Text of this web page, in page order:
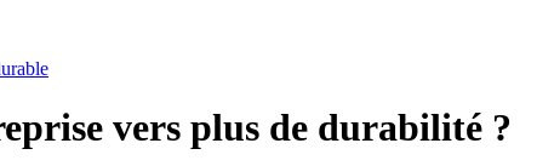
vers plus de durabilité ?